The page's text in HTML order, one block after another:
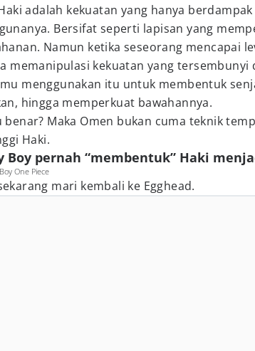
adalah kekuatan yang hanya
Bersifat seperti lapisan yang
Namun ketika seseorang mencapai
memanipulasi kekuatan yang tersembunyi
menggunakan itu untuk membentuk
hingga memperkuat bawahannya.
benar? Maka Omen bukan cuma teknik
Haki.
Boy pernah “membentuk” Haki
One Piece
mari kembali ke Egghead.